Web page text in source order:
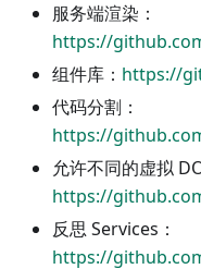
服务端渲染：
https://
组件库： https://
代码分割：
https://
允许不同的虚拟
https://
反思 Services：
https://